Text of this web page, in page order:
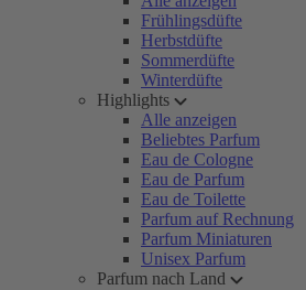
Frühlingsdüfte
Herbstdüfte
Sommerdüfte
Winterdüfte
Highlights
Alle anzeigen
Beliebtes Parfum
Eau de Cologne
Eau de Parfum
Eau de Toilette
Parfum auf Rechnung
Parfum Miniaturen
Unisex Parfum
Parfum nach Land